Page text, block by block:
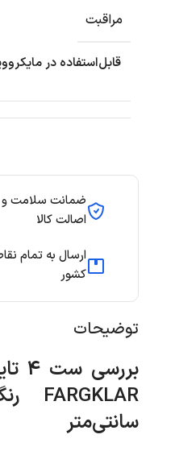
ضمانت سلامت و
اصالت کالا
ارسال به تمام
کشور
توضیحات
سانتی‌متر
مراقبت
قابل‌استفاده در